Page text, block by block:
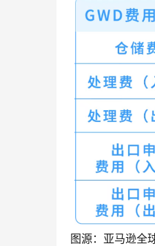
图源：亚马逊全